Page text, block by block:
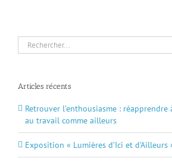
Rechercher:
Articles récents
Retrouver l’enthousiasme :
au travail comme ailleurs
Exposition « Lumières d’Ici et d’Ailleurs